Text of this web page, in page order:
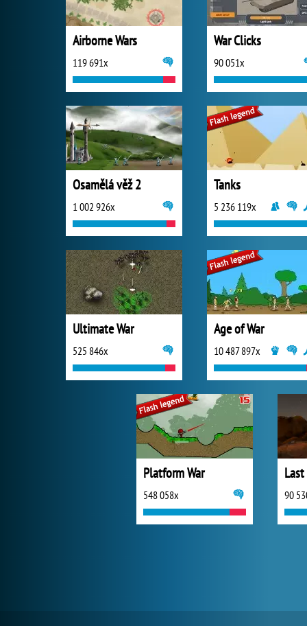
Airborne Wars
119 691x
War Clicks
90 051x
Osamělá věž 2
1 002 926x
Tanks
5 236 119x
Ultimate War
525 846x
Age of War
10 487 897x
Platform War
548 058x 90